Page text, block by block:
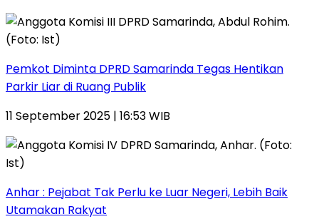
Pemkot Diminta DPRD Samarinda Tegas Hentikan
Parkir Liar di Ruang Publik
11 September 2025 | 16:53 WIB
Anhar : Pejabat Tak Perlu ke Luar Negeri, Lebih Baik
Utamakan Rakyat